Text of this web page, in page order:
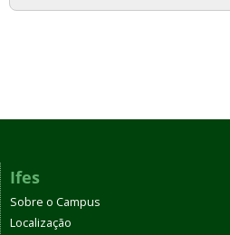
Ifes
Sobre o Campus
Localização